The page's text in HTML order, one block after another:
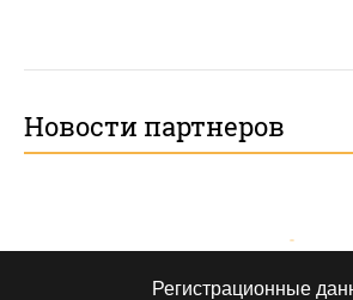
Новости партнеров
Регистрационные